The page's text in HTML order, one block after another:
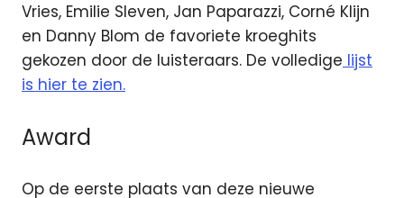
Vries, Emilie Sleven, Jan Paparazzi, Corné Klijn
en Danny Blom de favoriete kroeghits
gekozen door de luisteraars. De volledige lijst
is hier te zien.
Award
Op de eerste plaats van deze nieuwe